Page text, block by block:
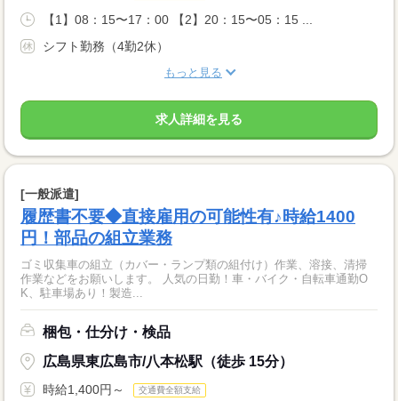
【1】08：15〜17：00 【2】20：15〜05：15 ...
シフト勤務（4勤2休）
もっと見る
求人詳細を見る
[一般派遣]
履歴書不要◆直接雇用の可能性有♪時給1400
円！部品の組立業務
ゴミ収集車の組立（カバー・ランプ類の組付け）作業、溶接、清掃
作業などをお願いします。 人気の日勤！車・バイク・自転車通勤O
K、駐車場あり！製造...
梱包・仕分け・検品
広島県東広島市/八本松駅（徒歩 15分）
時給1,400円～ 交通費全額支給